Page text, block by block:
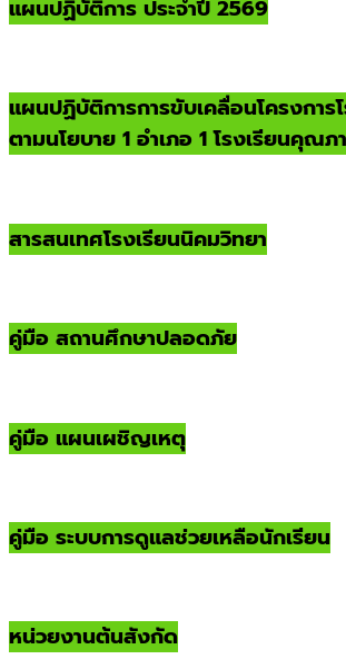
แผนปฏิบัติการ ประจำปี 2569
แผนปฏิบัติการการขับเคลื่อนโครงกา
ตามนโยบาย 1 อำเภอ 1 โรงเรียนคุณภ
สารสนเทศโรงเรียนนิคมวิทยา
คู่มือ สถานศึกษาปลอดภัย
คู่มือ แผนเผชิญเหตุ
คู่มือ ระบบการดูแลช่วยเหลือนักเรียน
หน่วยงานต้นสังกัด